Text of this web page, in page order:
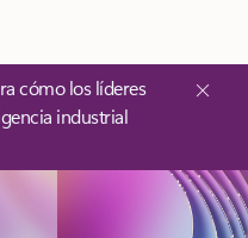
cómo los líderes
industrial